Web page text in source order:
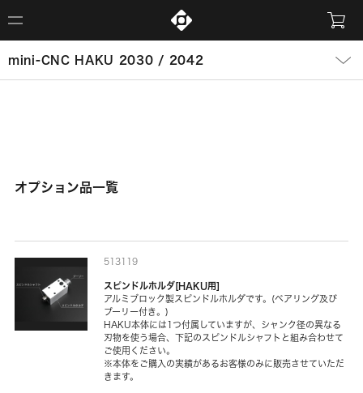
mini-CNC HAKU 2030 / 2042
オプション品一覧
513119
スピンドルホルダ[HAKU用]
アルミブロック製スピンドルホルダです。(ベアリング及び
プーリー付き。)
HAKU本体には1つ付属していますが、シャンク径の異なる
刃物を使う場合、下記のスピンドルシャフトと組み合わせて
ご使用ください。
※本体をご購入の実績があるお客様のみに販売させていただ
きます。